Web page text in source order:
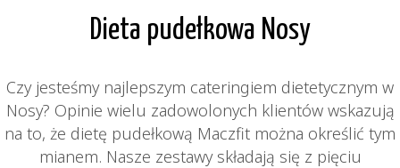
Dieta pudełkowa Nosy
Czy jesteśmy najlepszym cateringiem dietetycznym w
Nosy? Opinie wielu zadowolonych klientów wskazują
na to, że dietę pudełkową Maczfit można określić tym
mianem. Nasze zestawy składają się z pięciu